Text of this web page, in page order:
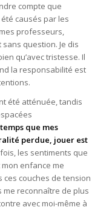
compte que
causés par les
professeurs,
question. Je dis
qu’avec tristesse. Il
la responsabilité est
été atténuée, tandis
que mes
perdue, jouer est
les sentiments que
enfance me
couches de tension
me reconnaître de plus
avec moi-même à